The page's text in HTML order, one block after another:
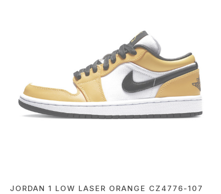
JORDAN 1 LOW LASER ORANGE CZ4776-107